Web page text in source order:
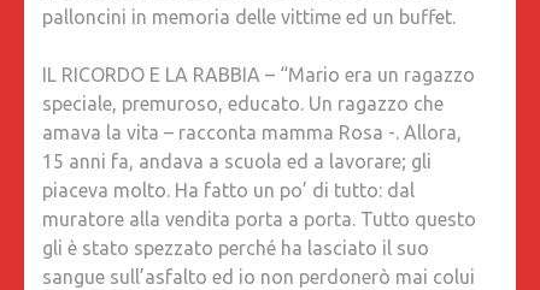
palloncini in memoria delle vittime ed un buffet.
IL RICORDO E LA RABBIA – “Mario era un ragazzo
speciale, premuroso, educato. Un ragazzo che
amava la vita – racconta mamma Rosa -. Allora,
15 anni fa, andava a scuola ed a lavorare; gli
piaceva molto. Ha fatto un po’ di tutto: dal
muratore alla vendita porta a porta. Tutto questo
gli è stato spezzato perché ha lasciato il suo
sangue sull’asfalto ed io non perdonerò mai colui